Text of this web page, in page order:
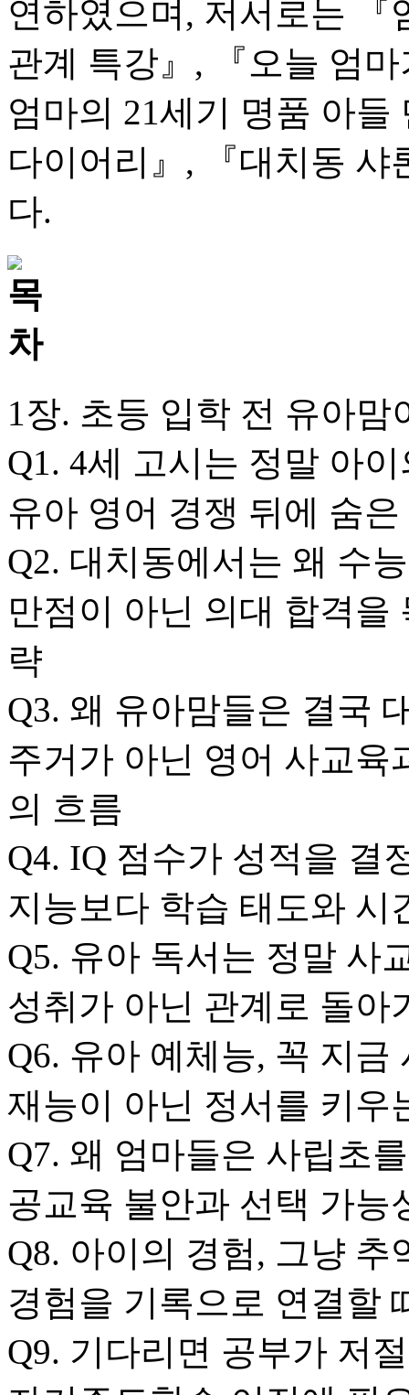
연하였으며, 저서로는 『
관계 특강』, 『오늘 엄
엄마의 21세기 명품 아
다이어리』, 『대치동 샤
다.
1장. 초등 입학 전 유아맘
Q1. 4세 고시는 정말 아
유아 영어 경쟁 뒤에 숨
Q2. 대치동에서는 왜 수
만점이 아닌 의대 합격을
략
Q3. 왜 유아맘들은 결국
주거가 아닌 영어 사교육
의 흐름
Q4. IQ 점수가 성적을 결
지능보다 학습 태도와 시
Q5. 유아 독서는 정말 사
성취가 아닌 관계로 돌아
Q6. 유아 예체능, 꼭 지금
재능이 아닌 정서를 키우
Q7. 왜 엄마들은 사립초
공교육 불안과 선택 가능
Q8. 아이의 경험, 그냥 추
경험을 기록으로 연결할
Q9. 기다리면 공부가 저